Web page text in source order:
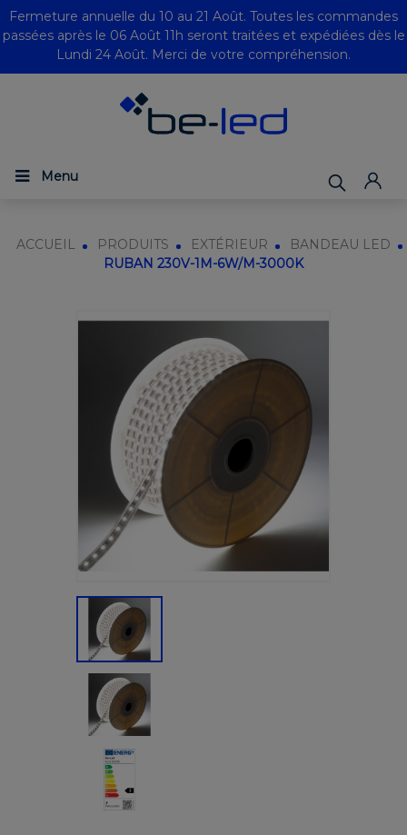
Fermeture annuelle du 10 au 21 Août. Toutes les commandes
passées après le 06 Août 11h seront traitées et expédiées dès le
Lundi 24 Août. Merci de votre compréhension.
Menu
ACCUEIL PRODUITS EXTÉRIEUR
BANDEAU LED
RUBAN 230V-1M-6W/M-3000K